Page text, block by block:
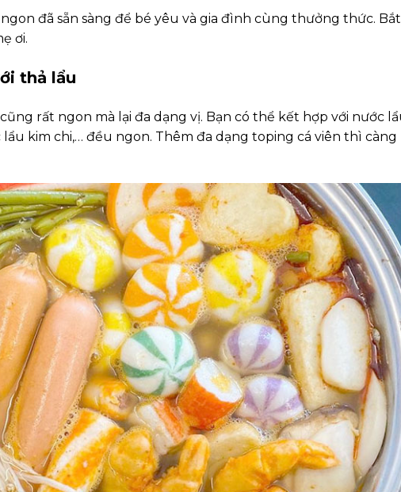
đã sẵn sàng để bé yêu và gia đình cùng thưởng thức. Bắt
ơi.
thả lẩu
rất ngon mà lại đa dạng vị. Bạn có thể kết hợp với nước
lẩu kim chi,… đều ngon. Thêm đa dạng toping cá viên thì càng